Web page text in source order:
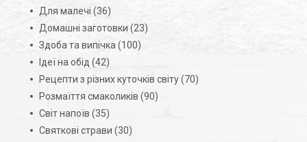
Для малечі (36)
Домашні заготовки (23)
Здоба та випічка (100)
Ідеї на обід (42)
Рецепти з різних куточків світу(70)
Розмаїття смаколиків (90)
Світ напоїв (35)
Святкові страви (30)